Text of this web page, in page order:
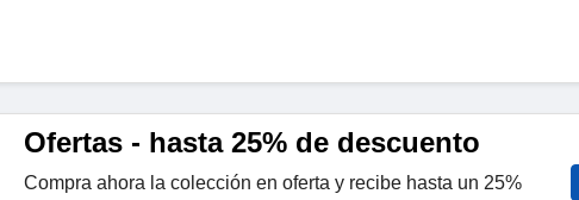
Ofertas - hasta 25% de descuento
Compra ahora la colección en oferta y recibe hasta un 25%